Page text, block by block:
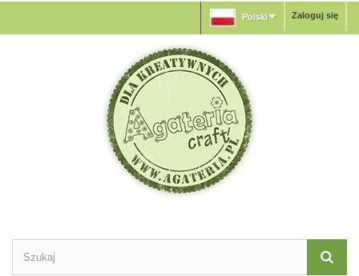
Zaloguj się
Polski